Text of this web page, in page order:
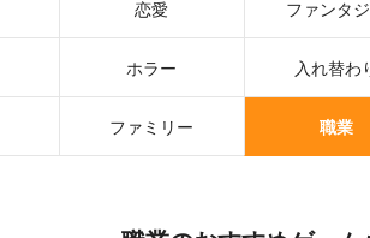
恋愛 ファンタ
ホラー 入れ替わ
ファミリー 職業